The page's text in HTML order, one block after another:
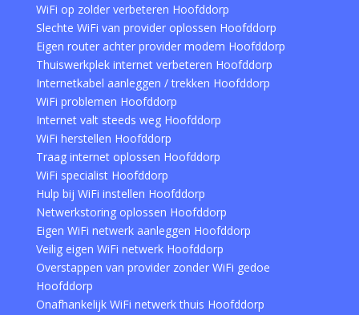
WiFi op zolder verbeteren Hoofddorp
Slechte WiFi van provider oplossen Hoofddorp
Eigen router achter provider modem Hoofddorp
Thuiswerkplek internet verbeteren Hoofddorp
Internetkabel aanleggen / trekken Hoofddorp
WiFi problemen Hoofddorp
Internet valt steeds weg Hoofddorp
WiFi herstellen Hoofddorp
Traag internet oplossen Hoofddorp
WiFi specialist Hoofddorp
Hulp bij WiFi instellen Hoofddorp
Netwerkstoring oplossen Hoofddorp
Eigen WiFi netwerk aanleggen Hoofddorp
Veilig eigen WiFi netwerk Hoofddorp
Overstappen van provider zonder WiFi gedoe
Hoofddorp
Onafhankelijk WiFi netwerk thuis Hoofddorp